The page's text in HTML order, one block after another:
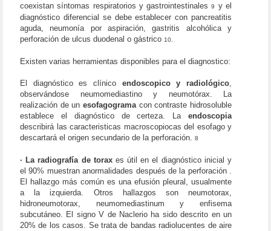
coexistan síntomas respiratorios y gastrointestinales9
y el
diagnóstico diferencial se debe establecer con pancreatitis
aguda, neumonía por aspiración, gastritis alcohólica y
perforación de ulcus duodenal o gástrico 10.
Existen varias herramientas disponibles para el diagnostico:
El diagnóstico es clínico endoscopico y radiológico,
observándose neumomediastino y neumotórax. La
realización de un esofagogramacon contraste hidrosoluble
establece el diagnóstico de certeza. La endoscopia
describirá las caracteristicas macroscopiocas del esofago y
descartará el origen secundario de la perforación. 8
· La radiografía de toraxes útil en el diagnóstico inicial y
el 90% muestran anormalidades después de la perforación .
El hallazgo más común es una efusión pleural, usualmente
a la izquierda. Otros hallazgos son neumotorax,
hidroneumotorax, neumomediastinum y enfisema
subcutáneo. El signo V de Naclerio ha sido descrito en un
20% de los casos. Se trata de bandas radiolucentes de aire